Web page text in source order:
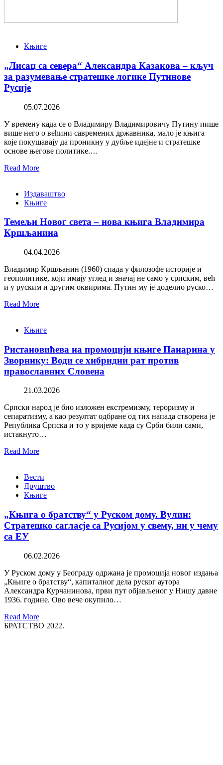
Књиге
„Лисац са севера“ Александра Казакова – кључ
за разумевање стратешке логике Путинове
Русије
05.07.2026
У времену када се о Владимиру Владимировичу Путину пише
више него о већини савремених државника, мало је књига
које покушавају да проникну у дубље идејне и стратешке
основе његове политике.…
Read More
Издаваштво
Књиге
Темељи Новог света – нова књига Владимира
Кршљанина
04.04.2026
Владимир Кршљанин (1960) спада у филозофе историје и
геополитике, који имају углед и значај не само у српским, већ
и у руским и другим оквирима. Путин му је доделио руско…
Read More
Књиге
Ристановићева на промоцији књиге Панарина у
Зворнику: Води се хибридни рат против
православних Словена
21.03.2026
Српски народ је био изложен екстремизму, тероризму и
сепаратизму, а као резултат одбране од тих напада створена је
Република Српска и то у вријеме када су Срби били сами,
истакнуто…
Read More
Вести
Друштво
Књиге
„Књига о братству“ у Руском дому. Вулин:
Стратешко сагласје са Русијом у свему, ни у чему
са ЕУ
06.02.2026
У Руском дому у Београду одржана је промоција новог издања
„Књиге о братству“, капиталног дела руског аутора
Александра Курчанинова, први пут објављеног у Нишу давне
1936. године. Ово вече окупило…
Read More
БРАТСТВО 2022.